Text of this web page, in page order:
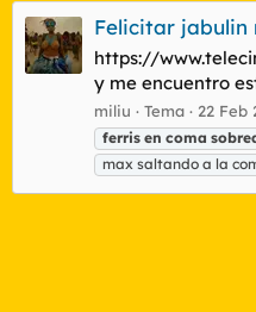
Felicitar jabulin
https://
y me encuentro
miliu Tema 22 Feb
ferris en coma
max saltando a la